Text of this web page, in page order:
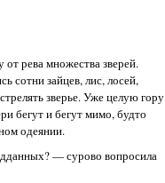
от рева множества зверей.
сотни зайцев, лис, лосей,
зверье. Уже целую гору
бегут и бегут мимо, будто
одеянии.
— сурово вопросила